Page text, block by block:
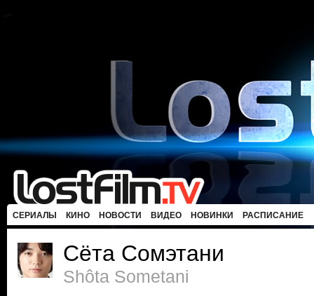
СЕРИАЛЫ КИНО НОВОСТИ ВИДЕО НОВИНКИ РАСПИСАНИЕ
Сёта Сомэтани
Shôta Sometani